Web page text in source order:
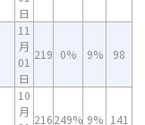
日
11
月
01
日
219 0% 9% 98
10
月
216249% 9% 141